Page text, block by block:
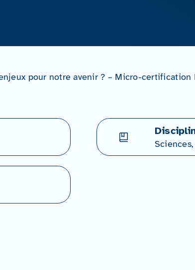
pour notre avenir ? – Micro-certification